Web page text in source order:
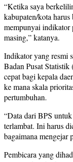
“Ketika saya
kabupaten/kota
mempunyai indikator
masing,” katanya.
Indikator yang resmi
Badan Pusat
cepat bagi kepala
ke mana skala
pertumbuhan.
“Data dari BPS
terlambat. Ini harus
bagaimana mengejar
Pembicara yang